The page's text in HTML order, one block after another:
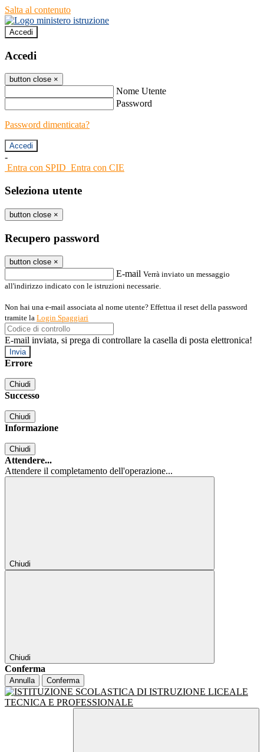
Salta al contenuto
Accedi
Accedi
button close ×
Nome Utente
Password
Password dimenticata?
-
Entra con SPID Entra con CIE
Seleziona utente
button close ×
Recupero password
button close ×
E-mail Verrà inviato un messaggio
all'indirizzo indicato con le istruzioni necessarie.
Non hai una e-mail associata al nome utente? Effettua il reset della password
tramite la Login Spaggiari
E-mail inviata, si prega di controllare la casella di posta elettronica!
Errore
Chiudi
Successo
Chiudi
Informazione
Chiudi
Attendere...
Attendere il completamento dell'operazione...
Chiudi
Chiudi
Conferma
Annulla Conferma